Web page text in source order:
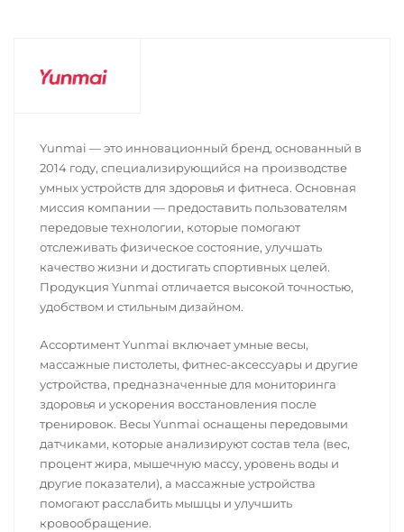
Yunmai — это инновационный бренд, основанный в
2014 году, специализирующийся на производстве
умных устройств для здоровья и фитнеса. Основная
миссия компании — предоставить пользователям
передовые технологии, которые помогают
отслеживать физическое состояние, улучшать
качество жизни и достигать спортивных целей.
Продукция Yunmai отличается высокой точностью,
удобством и стильным дизайном.
Ассортимент Yunmai включает умные весы,
массажные пистолеты, фитнес-аксессуары и другие
устройства, предназначенные для мониторинга
здоровья и ускорения восстановления после
тренировок. Весы Yunmai оснащены передовыми
датчиками, которые анализируют состав тела (вес,
процент жира, мышечную массу, уровень воды и
другие показатели), а массажные устройства
помогают расслабить мышцы и улучшить
кровообращение.